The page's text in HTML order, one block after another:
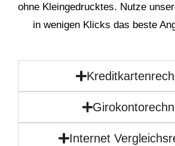
ohne Kleingedrucktes. Nutze
in wenigen Klicks das beste
Internet